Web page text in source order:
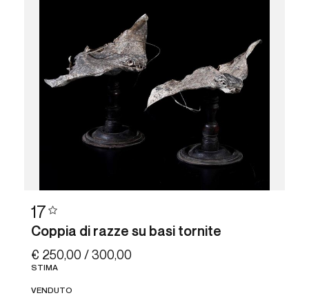
17
Coppia di razze su basi tornite
€ 250,00 / 300,00
STIMA
VENDUTO